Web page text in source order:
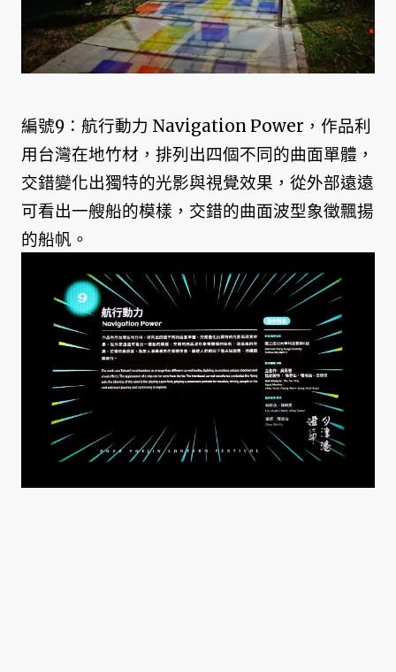
編號9：航行動力 Navigation Power，作品利
用台灣在地竹材，排列出四個不同的曲面單體，
交錯變化出獨特的光影與視覺效果，從外部遠遠
可看出一艘船的模樣，交錯的曲面波型象徵飄揚
的船帆。